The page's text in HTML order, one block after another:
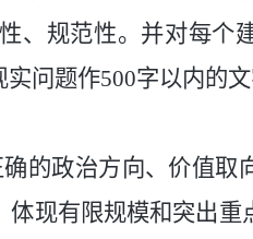
、规范性。并对每个
问题作500字以内的文
政治方向、价值取
现有限规模和突出重